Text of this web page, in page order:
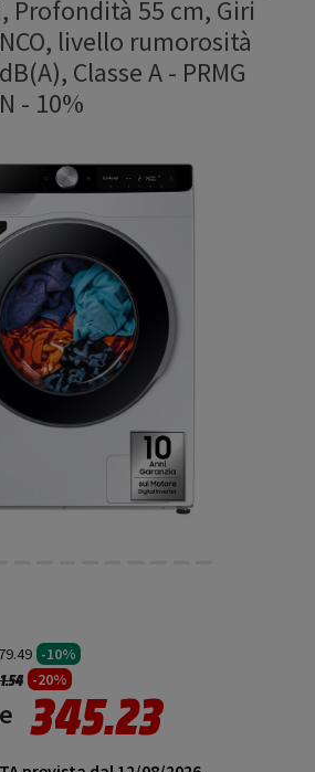
Profondità 55 cm, Giri
livello rumorosità
Classe A- PRMG
- 10%
-10%
ridotto da
a -20%
345.23